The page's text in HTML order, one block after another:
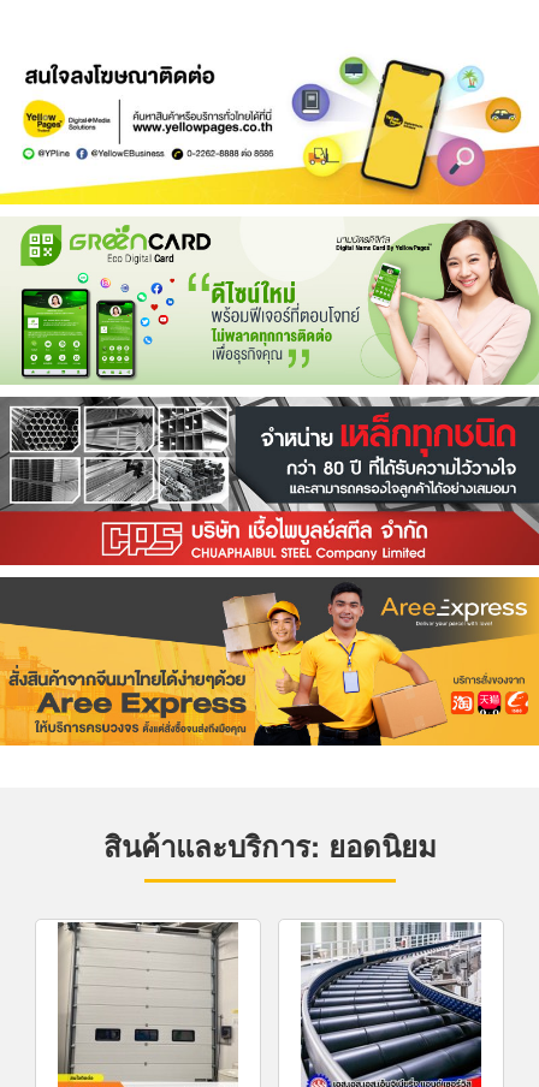
สินค้าและบริการ: ยอดนิยม